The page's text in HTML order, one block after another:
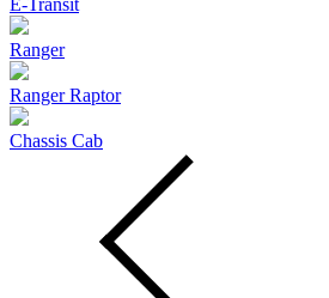
E-Transit
Ranger
Ranger Raptor
Chassis Cab